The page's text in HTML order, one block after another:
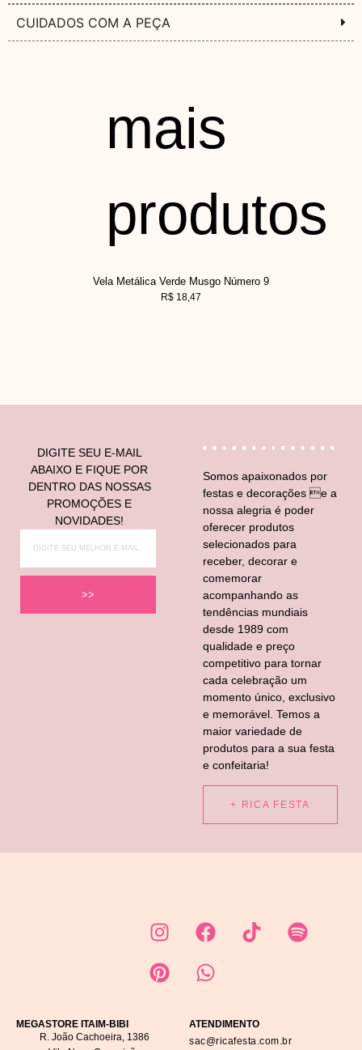
CUIDADOS COM A PEÇA
mais
produtos
Vela Metálica Verde Musgo Número 9
R$ 18,47
DIGITE SEU E-MAIL
ABAIXO E FIQUE POR
DENTRO DAS NOSSAS
PROMOÇÕES E
NOVIDADES!
>>
Somos apaixonados por
festas e decorações e a
nossa alegria é poder
oferecer produtos
selecionados para
receber, decorar e
comemorar
acompanhando as
tendências mundiais
desde 1989 com
qualidade e preço
competitivo para tornar
cada celebração um
momento único, exclusivo
e memorável. Temos a
maior variedade de
produtos para a sua festa
e confeitaria!
+ RICA FESTA
MEGASTORE ITAIM-BIBI
R. João Cachoeira, 1386
ATENDIMENTO
sac@ricafesta.com.br